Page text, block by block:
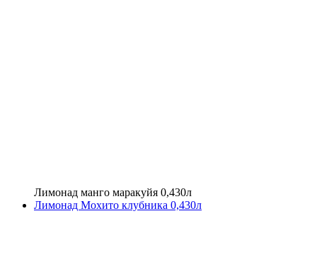
Лимонад манго маракуйя 0,430л
Лимонад Мохито клубника 0,430л